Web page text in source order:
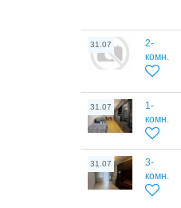
31.07
2-
комн.
31.07
1-
комн.
31.07
3-
комн.